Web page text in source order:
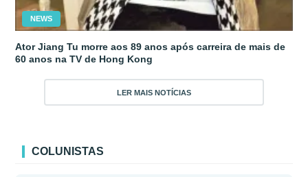
NEWS
Ator Jiang Tu morre aos 89 anos após carreira de mais de
60 anos na TV de Hong Kong
LER MAIS NOTÍCIAS
COLUNISTAS